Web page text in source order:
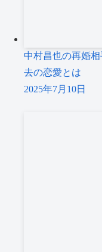
中村昌也の再婚
去の恋愛とは
2025年7月10日